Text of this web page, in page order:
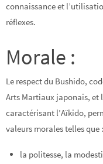
connaissance et
réflexes.
Morale :
Le respect du Bushido,
Arts Martiaux japonais, et
caractérisant l’Aïkido,
valeurs morales telles que :
la politesse, la